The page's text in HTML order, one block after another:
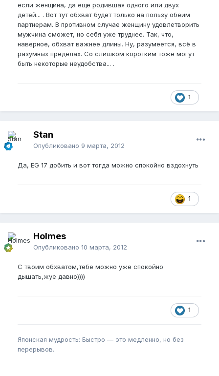
для кого не было.
А пока нам надо увеличивать.
если женщина, да еще родившая одного или двух
детей... . Вот тут обхват будет только на пользу обеим
партнерам. В противном случае женщину удовлетворить
мужчина сможет, но себя уже труднее. Так, что,
наверное, обхват важнее длины. Ну, разумеется, всё в
разумных пределах. Со слишком коротким тоже могут
быть некоторые неудобства... .
1
Stan
Опубликовано 9 марта, 2012
Да, EG 17 добить и вот тогда можно спокойно вздохнуть
1
Holmes
Опубликовано 10 марта, 2012
С твоим обхватом,тебе можно уже спокойно
дышать,жуе давно))))
1
Японская мудрость: Быстро — это медленно, но без
перерывов.